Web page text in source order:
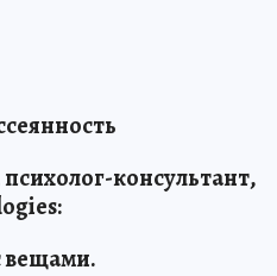
консультант,
вещами.